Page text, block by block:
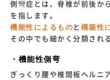
側彎症とは、脊椎が前後か
を指します。
機能性によるもの と 構築性
その中でも細かく分類され
・機能性側弯
ぎっくり腰や椎間板ヘルニ